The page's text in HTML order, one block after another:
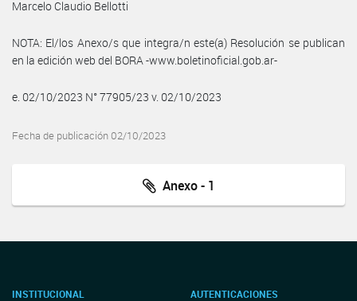
Marcelo Claudio Bellotti
NOTA: El/los Anexo/s que integra/n este(a) Resolución se publican
en la edición web del BORA -www.boletinoficial.gob.ar-
e. 02/10/2023 N° 77905/23 v. 02/10/2023
Fecha de publicación 02/10/2023
Anexo - 1
INSTITUCIONAL AUTENTICACIONES